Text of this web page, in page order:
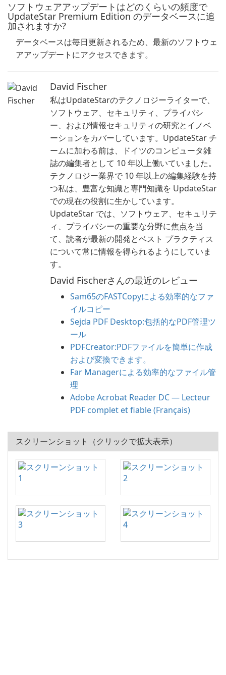
ソフトウェアアップデートはどのくらいの頻度で
UpdateStar Premium Edition のデータベースに追
加されますか?
データベースは毎日更新されるため、最新のソフトウェ
アアップデートにアクセスできます。
David Fischer
私はUpdateStarのテクノロジーライターで、
ソフトウェア、セキュリティ、プライバシ
ー、および情報セキュリティの研究とイノベ
ーションをカバーしています。UpdateStar チ
ームに加わる前は、ドイツのコンピュータ雑
誌の編集者として 10 年以上働いていました。
テクノロジー業界で 10 年以上の編集経験を持
つ私は、豊富な知識と専門知識を UpdateStar
での現在の役割に生かしています。
UpdateStar では、ソフトウェア、セキュリテ
ィ、プライバシーの重要な分野に焦点を当
て、読者が最新の開発とベスト プラクティス
について常に情報を得られるようにしていま
す。
David Fischerさんの最近のレビュー
Sam65のFASTCopyによる効率的なファ
イルコピー
Sejda PDF Desktop:包括的なPDF管理ツ
ール
PDFCreator:PDFファイルを簡単に作成
および変換できます。
Far Managerによる効率的なファイル管
理
Adobe Acrobat Reader DC — Lecteur
PDF complet et fiable (Français)
スクリーンショット（クリックで拡大表示）